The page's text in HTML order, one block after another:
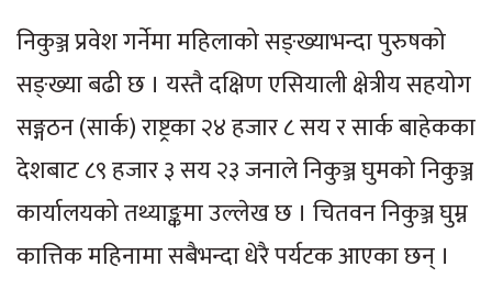
निकुञ्ज प्रवेश गर्नेमा महिलाको सङ्ख्याभन्दा पुरुषको
सङ्ख्या बढी छ । यस्तै दक्षिण एसियाली क्षेत्रीय सहयोग
सङ्गठन (सार्क) राष्ट्रका २४ हजार ८ सय र सार्क बाहेकका
देशबाट ८९ हजार ३ सय २३ जनाले निकुञ्ज घुमको निकुञ्ज
कार्यालयको तथ्याङ्कमा उल्लेख छ । चितवन निकुञ्ज घुम्न
कात्तिक महिनामा सबैभन्दा धेरै पर्यटक आएका छन् ।